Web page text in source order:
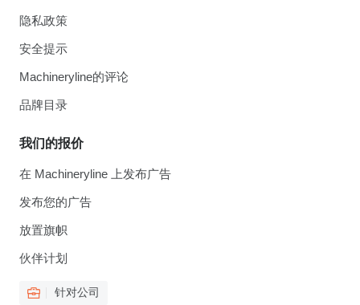
隐私政策
安全提示
Machineryline的评论
品牌目录
我们的报价
在 Machineryline 上发布广告
发布您的广告
放置旗帜
伙伴计划
针对公司